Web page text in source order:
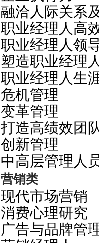
融洽人际关系
职业经理人高
职业经理人领
塑造职业经理
职业经理人生
危机管理
变革管理
打造高绩效团
创新管理
中高层管理人
营销类
现代市场营销
消费心理研究
广告与品牌管